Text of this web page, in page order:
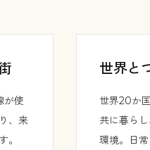
が使
、来
。
世界と
世界20か
共に暮ら
環境。日